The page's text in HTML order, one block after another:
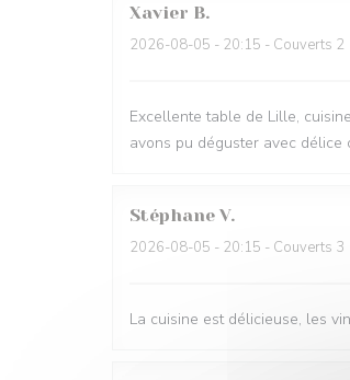
Xavier B
2026-08-05 - 20:15 - Couverts 2
Excellente table de Lille,
avons pu déguster avec
Stéphane V
2026-08-05 - 20:15 - Couverts 3
La cuisine est délicieuse, les